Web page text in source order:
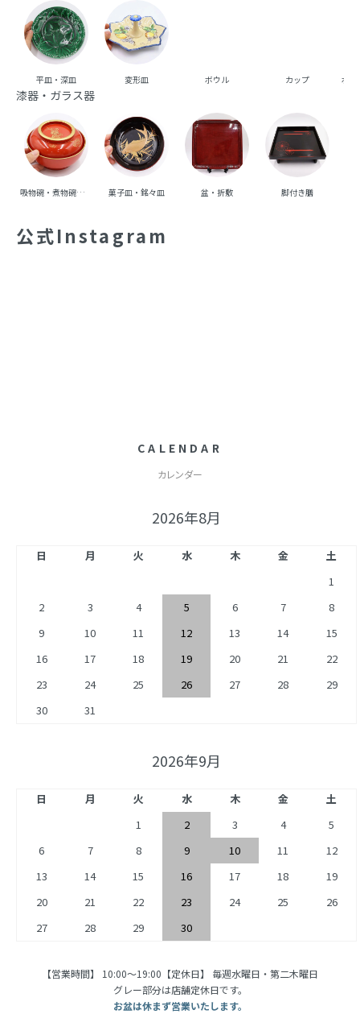
平皿・深皿 変形皿 ボウル カップ ポッ
漆器・ガラス器
吸物碗・煮物碗・丼碗 菓子皿・銘々皿 盆・折敷 脚付き膳
公式Instagram
CALENDAR
カレンダー
2026年8月
日 月 火 水 木 金
土
1
2
3 4 5 6 7
8
9
10 11 12 13 14
15
16
17 18 19 20 21
22
23
24 25 26 27 28
29
30
31
2026年9月
日 月 火 水 木 金
土
1
2 3 4
5
6
7 8 9 10 11
12
13
14 15 16 17 18
19
20
21 22 23 24 25
26
27
28 29 30
【営業時間】 10:00〜19:00【定休日】 毎週水曜日・第二木曜日
グレー部分は店舗定休日です。
お盆は休まず営業いたします。